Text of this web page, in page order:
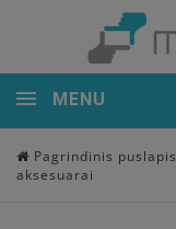
MENU
Pagrindinis puslapis
aksesuarai